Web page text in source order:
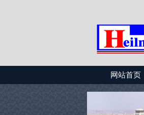
网站首页